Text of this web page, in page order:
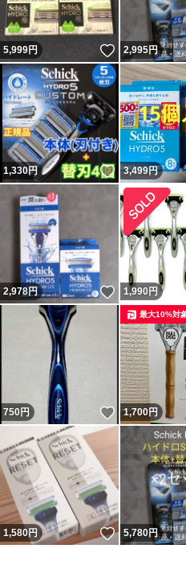
5,999円 いいね！
2,995円
1,330円 いいね！
3,499円
2,978円 いいね！
1,990 円
750円 いいね！
1,700円
最大10%対
1,580円 いいね！
5,780円